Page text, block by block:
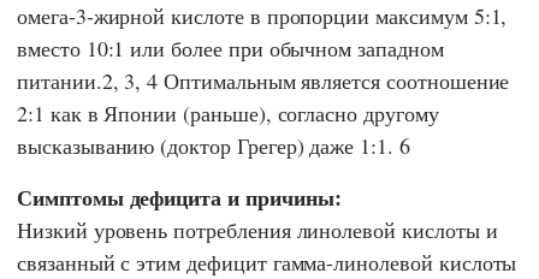
омега-3-жирной кислоте в пропорции максимум 5:1,
вместо 10:1 или более при обычном западном
питании.2, 3, 4 Оптимальным является соотношение
2:1 как в Японии (раньше), согласно другому
высказыванию (доктор Грегер) даже 1:1. 6
Симптомы дефицита и причины:
Низкий уровень потребления линолевой кислоты и
связанный с этим дефицит гамма-линолевой кислоты